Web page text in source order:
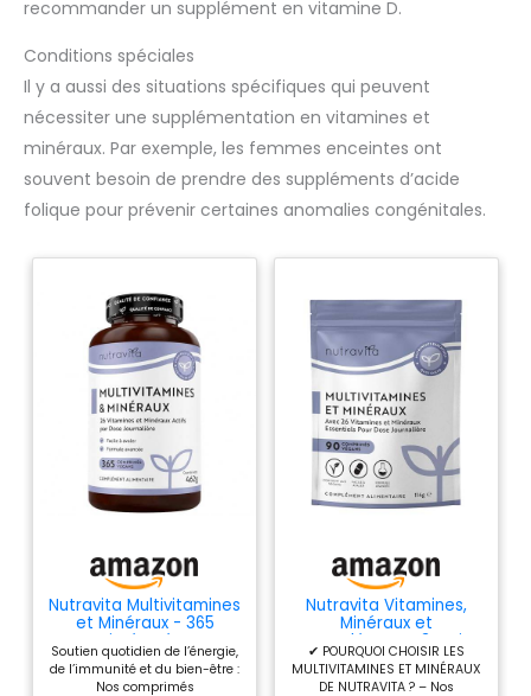
recommander un supplément en vitamine D.
Conditions spéciales
Il y a aussi des situations spécifiques qui peuvent
nécessiter une supplémentation en vitamines et
minéraux. Par exemple, les femmes enceintes ont
souvent besoin de prendre des suppléments d’acide
folique pour prévenir certaines anomalies congénitales.
Nutravita Multivitamines
et Minéraux - 365
Comprimés Véganes -
Vitamine A-Z
Soutien quotidien de l’énergie,
de l’immunité et du bien-être :
Nos comprimés
Nutravita Vitamines,
Minéraux et
Compléments 3 Mois
de Multivitamines &
Zinc
✔ POURQUOI CHOISIR LES
MULTIVITAMINES ET MINÉRAUX
DE NUTRAVITA ? – Nos